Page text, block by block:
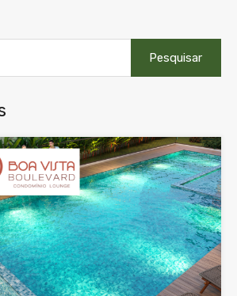
por: